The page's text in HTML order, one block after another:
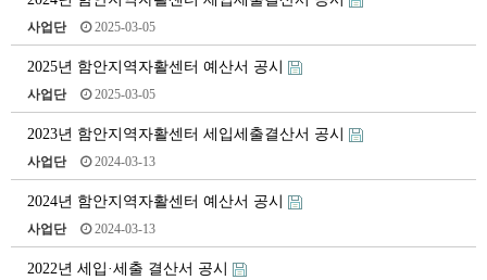
사업단 2025-03-05
2025년 함안지역자활센터 예산서 공시
사업단 2025-03-05
2023년 함안지역자활센터 세입세출결산서 공시
사업단 2024-03-13
2024년 함안지역자활센터 예산서 공시
사업단 2024-03-13
2022년 세입·세출 결산서 공시